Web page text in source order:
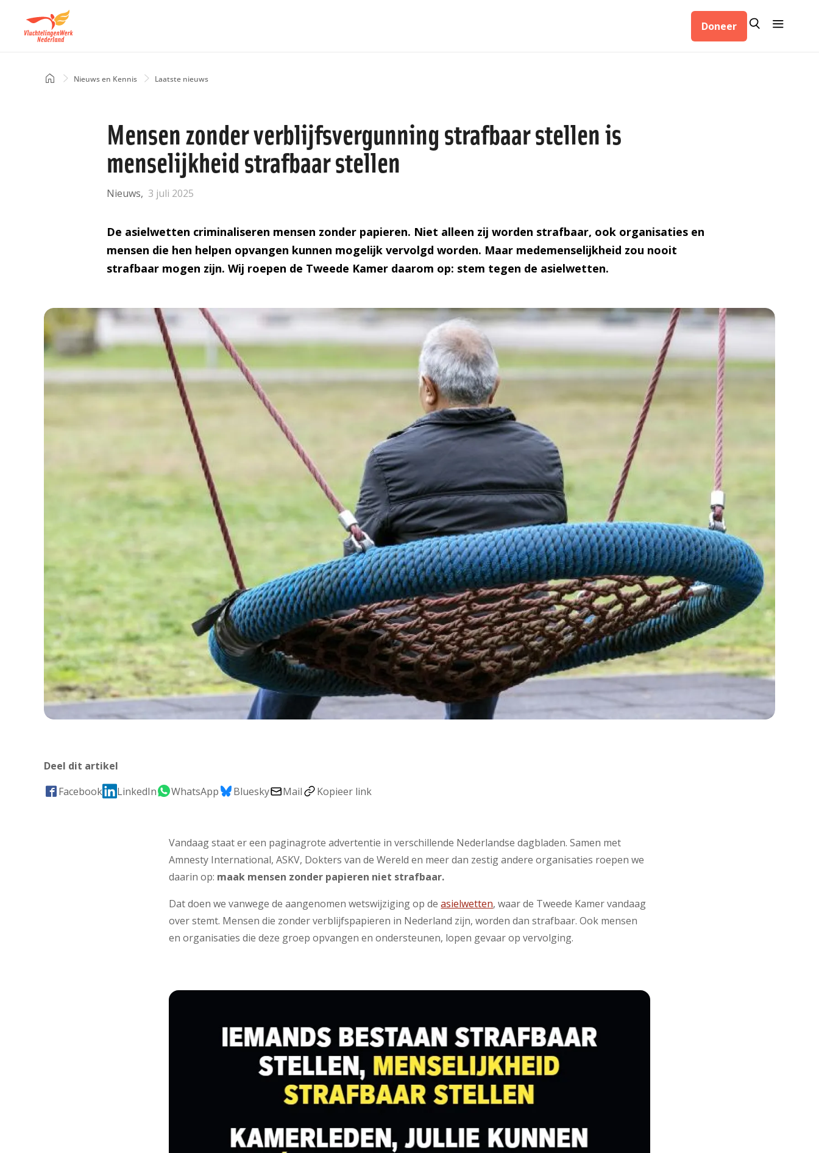
Doneer Zoeken
HomeNieuws en Kennis Laatste nieuws
Mensen zonder verblijfsvergunning strafbaar stellen is
menselijkheid strafbaar stellen
Nieuws 3 juli 2025
De asielwetten criminaliseren mensen zonder papieren. Niet alleen zij worden strafbaar, ook organisaties en
mensen die hen helpen opvangen kunnen mogelijk vervolgd worden. Maar medemenselijkheid zou nooit
strafbaar mogen zijn. Wij roepen de Tweede Kamer daarom op: stem tegen de asielwetten.
Deel dit artikel
Facebook
LinkedIn WhatsApp Bluesky Mail Kopieer link
Vandaag staat er een paginagrote advertentie in verschillende Nederlandse dagbladen. Samen met
Amnesty International, ASKV, Dokters van de Wereld en meer dan zestig andere organisaties roepen we
daarin op: maak mensen zonder papieren niet strafbaar.
Dat doen we vanwege de aangenomen wetswijziging op deasielwetten, waar de Tweede Kamer vandaag
over stemt. Mensen die zonder verblijfspapieren in Nederland zijn, worden dan strafbaar. Ook mensen
en organisaties die deze groep opvangen en ondersteunen, lopen gevaar op vervolging.